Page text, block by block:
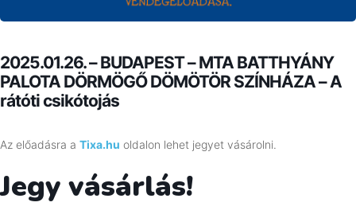
2025.01.26. – BUDAPEST – MTA BATTHYÁNY
PALOTA DÖRMÖGŐ DÖMÖTÖR SZÍNHÁZA – A
rátóti csikótojás
Az előadásra a Tixa.hu oldalon lehet jegyet vásárolni.
Jegy vásárlás!